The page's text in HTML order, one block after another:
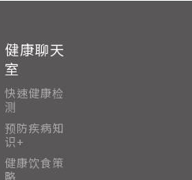
健康聊天
室
快速健康检
测
预防疾病知
识+
健康饮食策
略